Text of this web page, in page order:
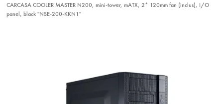
CARCASA COOLER MASTER N200, mini-tower, mATX, 2* 120mm fan (inclus), I/O
panel, black "NSE-200-KKN1"